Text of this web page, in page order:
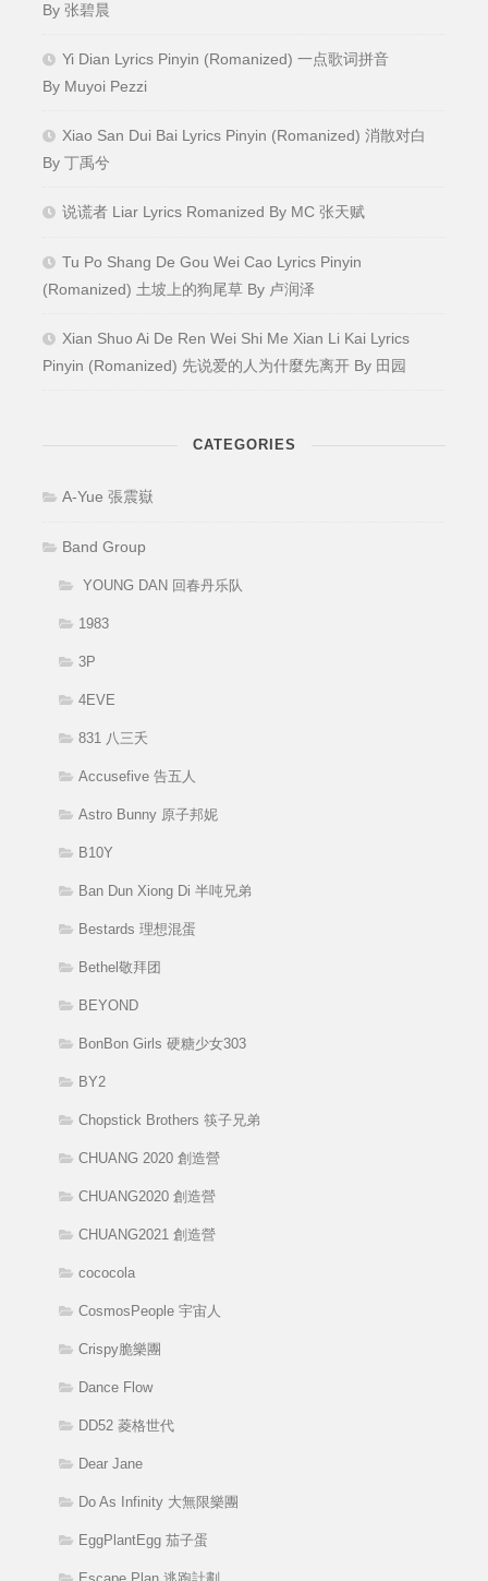
By 张碧晨
Yi Dian Lyrics Pinyin (Romanized) 一点歌词拼音
By Muyoi Pezzi
Xiao San Dui Bai Lyrics Pinyin (Romanized) 消散对白
By 丁禹兮
说谎者 Liar Lyrics Romanized By MC 张天赋
Tu Po Shang De Gou Wei Cao Lyrics Pinyin
(Romanized) 土坡上的狗尾草 By 卢润泽
Xian Shuo Ai De Ren Wei Shi Me Xian Li Kai Lyrics
Pinyin (Romanized) 先说爱的人为什麼先离开 By 田园
CATEGORIES
A-Yue 張震嶽
Band Group
YOUNG DAN 回春丹乐队
1983
3P
4EVE
831 八三夭
Accusefive 告五人
Astro Bunny 原子邦妮
B10Y
Ban Dun Xiong Di 半吨兄弟
Bestards 理想混蛋
Bethel敬拜团
BEYOND
BonBon Girls 硬糖少女303
BY2
Chopstick Brothers 筷子兄弟
CHUANG 2020 創造營
CHUANG2020 創造營
CHUANG2021 創造營
cococola
CosmosPeople 宇宙人
Crispy脆樂團
Dance Flow
DD52 菱格世代
Dear Jane
Do As Infinity 大無限樂團
EggPlantEgg 茄子蛋